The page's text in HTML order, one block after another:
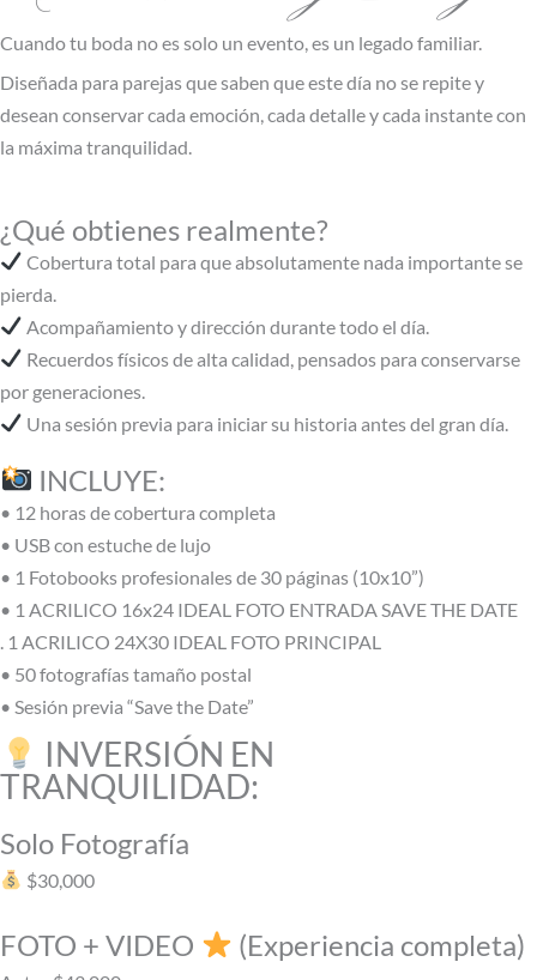
Cuando tu boda no es solo un evento, es un legado familiar.
Diseñada para parejas que saben que este día no se repite y
desean conservar cada emoción, cada detalle y cada instante con
la máxima tranquilidad.
¿Qué obtienes realmente?
Cobertura total para que absolutamente nada importante se
pierda.
Acompañamiento y dirección durante todo el día.
Recuerdos físicos de alta calidad, pensados para conservarse
por generaciones.
Una sesión previa para iniciar su historia antes del gran día.
INCLUYE:
• 12 horas de cobertura completa
• USB con estuche de lujo
• 1 Fotobooks profesionales de 30 páginas (10x10”)
• 1 ACRILICO 16x24 IDEAL FOTO ENTRADA SAVE THE DATE
. 1 ACRILICO 24X30 IDEAL FOTO PRINCIPAL
• 50 fotografías tamaño postal
• Sesión previa “Save the Date”
INVERSIÓN EN
TRANQUILIDAD:
Solo Fotografía
$30,000
FOTO + VIDEO (Experiencia completa)